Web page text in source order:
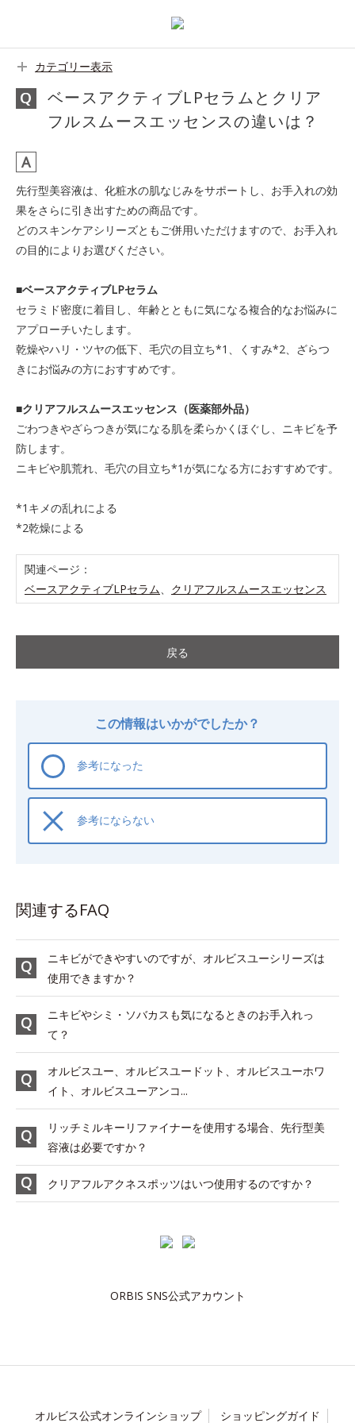
カテゴリー表示
ベースアクティブLPセラムとクリア
フルスムースエッセンスの違いは？
先行型美容液は、化粧水の肌なじみをサポートし、お手入れの効
果をさらに引き出すための商品です。
どのスキンケアシリーズともご併用いただけますので、お手入れ
の目的によりお選びください。
■ベースアクティブLPセラム
セラミド密度に着目し、年齢とともに気になる複合的なお悩みに
アプローチいたします。
乾燥やハリ・ツヤの低下、毛穴の目立ち*1、くすみ*2、ざらつ
きにお悩みの方におすすめです。
■クリアフルスムースエッセンス（医薬部外品）
ごわつきやざらつきが気になる肌を柔らかくほぐし、ニキビを予
防します。
ニキビや肌荒れ、毛穴の目立ち*1が気になる方におすすめです。
*1キメの乱れによる
*2乾燥による
関連ページ：
ベースアクティブLPセラム、 クリアフルスムースエッセンス
戻る
この情報はいかがでしたか？
参考になった
参考にならない
関連するFAQ
ニキビができやすいのですが、オルビスユーシリーズは
使用できますか？
ニキビやシミ・ソバカスも気になるときのお手入れっ
て？
オルビスユー、オルビスユードット、オルビスユーホワ
イト、オルビスユーアンコ...
リッチミルキーリファイナーを使用する場合、先行型美
容液は必要ですか？
クリアフルアクネスポッツはいつ使用するのですか？
ORBIS SNS公式アカウント
オルビス公式オンラインショップ ショッピングガイド